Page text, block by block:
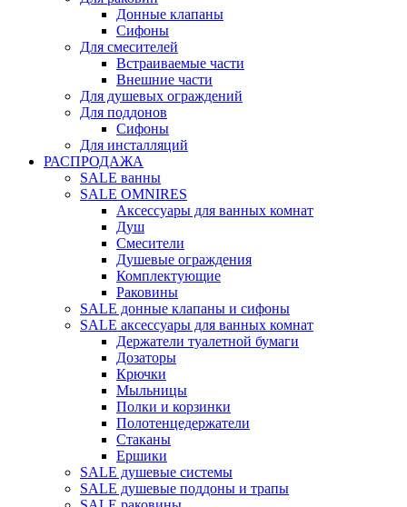
Донные клапаны
Сифоны
Для смесителей
Встраиваемые части
Внешние части
Для душевых ограждений
Для поддонов
Сифоны
Для инсталляций
РАСПРОДАЖА
SALE ванны
SALE OMNIRES
Аксессуары для ванных комнат
Душ
Смесители
Душевые ограждения
Комплектующие
Раковины
SALE донные клапаны и сифоны
SALE аксессуары для ванных комнат
Держатели туалетной бумаги
Дозаторы
Крючки
Мыльницы
Полки и корзинки
Полотенцедержатели
Стаканы
Ершики
SALE душевые системы
SALE душевые поддоны и трапы